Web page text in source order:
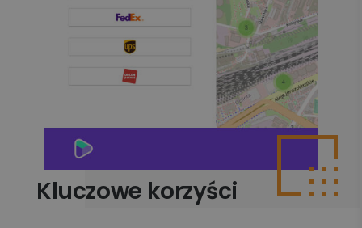
Kluczowe korzyści